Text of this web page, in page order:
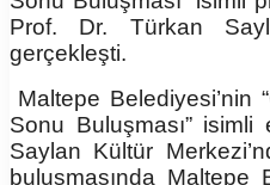
Prof. Dr. Türkan
gerçekleşti.
Maltepe Belediyesi’nin
Sonu Buluşması”
Saylan Kültür
buluşmasında Maltepe